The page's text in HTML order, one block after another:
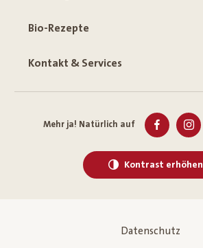
Bio-Rezepte
Kontakt & Services
Mehr ja! Natürlich auf
Kontrast erhöhen
Datenschutz